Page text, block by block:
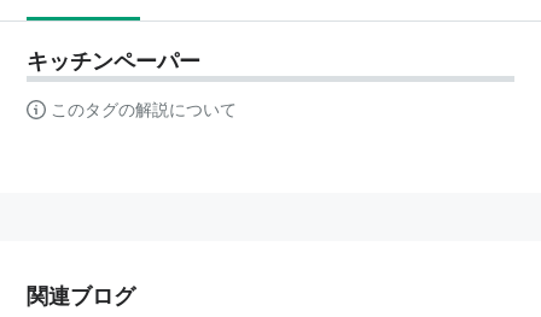
キッチンペーパー
このタグの解説について
関連ブログ